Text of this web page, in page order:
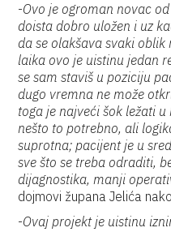
-Ovo je ogroman novac
doista dobro uložen i uz
da se olakšava svaki
laika ovo je uistinu jedan
se sam staviš u poziciju
dugo vremna ne može
toga je najveći šok ležati
nešto to potrebno, ali
suprotna; pacijent je u
sve što se treba odraditi,
dijagnostika, manji
dojmovi župana Jelića
-Ovaj projekt je uistinu